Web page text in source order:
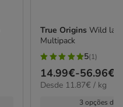
True OriginsWild
Multipack
5
estrelas
com
5(1)
Preço
de
14.99€-56.96€
11.87€
Desde 11.87€ / kg
3 opções de